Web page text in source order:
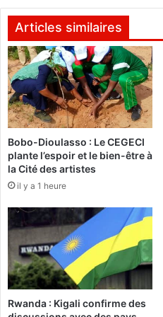
r
g
e
n
t
s
u
r
l
e
u
ô
f
a
c
s
e
d
e
u
x
s
o
l
d
a
t
b
u
r
i
n
a
Articles similaires
Bobo-Dioulasso : Le CEGECI
plante l’espoir et le bien-être à
la Cité des artistes
il y a 1 heure
Rwanda : Kigali confirme des